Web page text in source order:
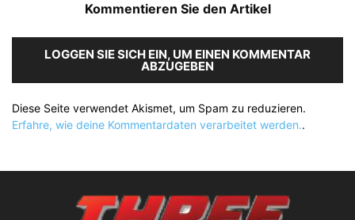
Kommentieren Sie den Artikel
LOGGEN SIE SICH EIN, UM EINEN KOMMENTAR
ABZUGEBEN
Diese Seite verwendet Akismet, um Spam zu reduzieren.
Erfahre, wie deine Kommentardaten verarbeitet werden..